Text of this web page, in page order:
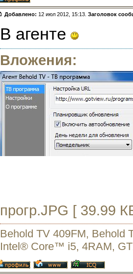
Добавлено: 12 июл 2012, 15:13. Заголовок
В агенте
Вложения:
прогр.JPG [ 39.99
Behold TV 409FM, Behold
Intel® Core™ i5, 4RAM,